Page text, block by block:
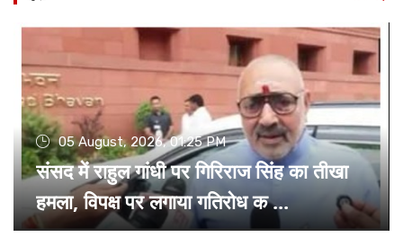
05 August, 2026, 01:25 PM
संसद में राहुल गांधी पर गिरिराज सिंह का तीखा
हमला, विपक्ष पर लगाया गतिरोध क ...